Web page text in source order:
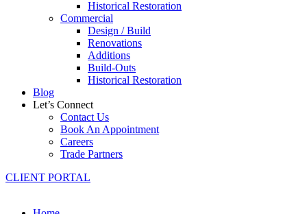
Historical Restoration
Commercial
Design / Build
Renovations
Additions
Build-Outs
Historical Restoration
Blog
Let’s Connect
Contact Us
Book An Appointment
Careers
Trade Partners
CLIENT PORTAL